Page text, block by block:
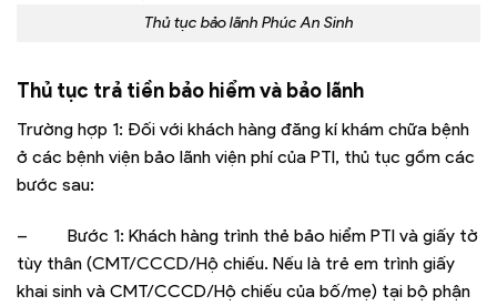
Thủ tục bảo lãnh Phúc An Sinh
Thủ tục trả tiền bảo hiểm và bảo lãnh
Trường hợp 1: Đối với khách hàng đăng kí khám chữa bệnh
ở các bệnh viện bảo lãnh viện phí của PTI, thủ tục gồm các
bước sau:
– Bước 1: Khách hàng trình thẻ bảo hiểm PTI và giấy tờ
tùy thân (CMT/CCCD/Hộ chiếu. Nếu là trẻ em trình giấy
khai sinh và CMT/CCCD/Hộ chiếu của bố/mẹ) tại bộ phận